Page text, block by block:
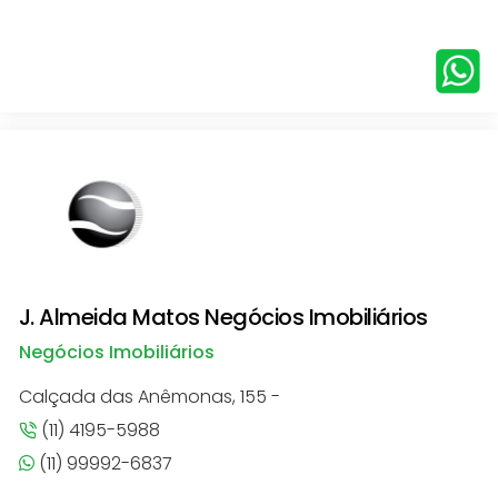
J. Almeida Matos Negócios Imobiliários
Negócios Imobiliários
Calçada das Anêmonas, 155 -
(11) 4195-5988
(11) 99992-6837